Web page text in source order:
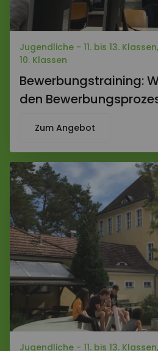
Jugendliche - 11. bis 13.
10. Klassen
Bewerbungstraining:
den
Zum Angebot
Jugendliche - 11. bis 13.